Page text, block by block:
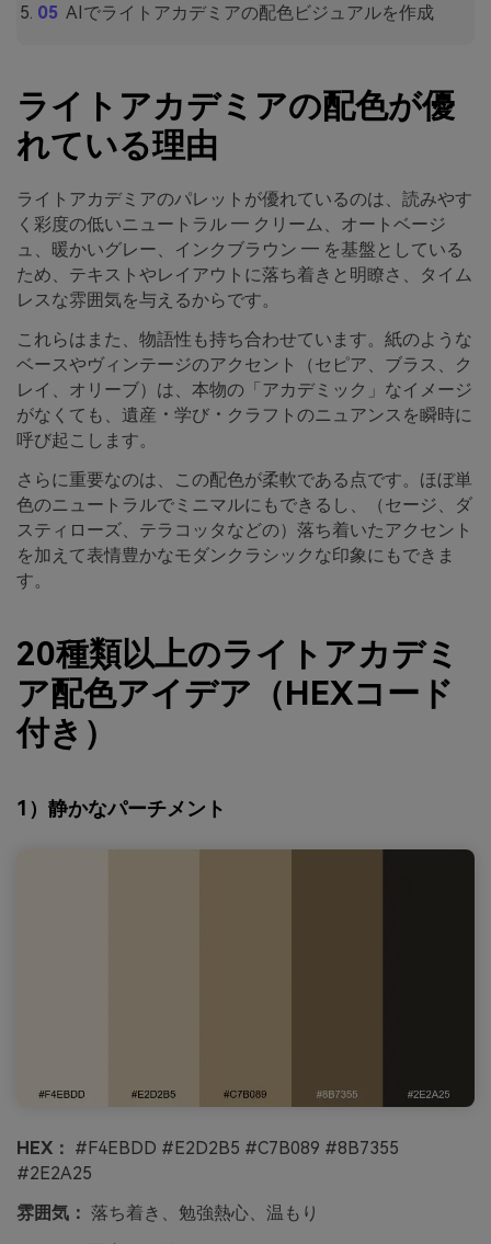
AIでライトアカデミアの配色ビジュアルを作成
ライトアカデミアの配色が優
れている理由
ライトアカデミアのパレットが優れているのは、読みやす
く彩度の低いニュートラル ― クリーム、オートベージ
ュ、暖かいグレー、インクブラウン ― を基盤としている
ため、テキストやレイアウトに落ち着きと明瞭さ、タイム
レスな雰囲気を与えるからです。
これらはまた、物語性も持ち合わせています。紙のような
ベースやヴィンテージのアクセント（セピア、ブラス、ク
レイ、オリーブ）は、本物の「アカデミック」なイメージ
がなくても、遺産・学び・クラフトのニュアンスを瞬時に
呼び起こします。
さらに重要なのは、この配色が柔軟である点です。ほぼ単
色のニュートラルでミニマルにもできるし、（セージ、ダ
スティローズ、テラコッタなどの）落ち着いたアクセント
を加えて表情豊かなモダンクラシックな印象にもできま
す。
20種類以上のライトアカデミ
ア配色アイデア（HEXコード
付き）
1）静かなパーチメント
HEX： #F4EBDD #E2D2B5 #C7B089 #8B7355
#2E2A25
雰囲気： 落ち着き、勉強熱心、温もり